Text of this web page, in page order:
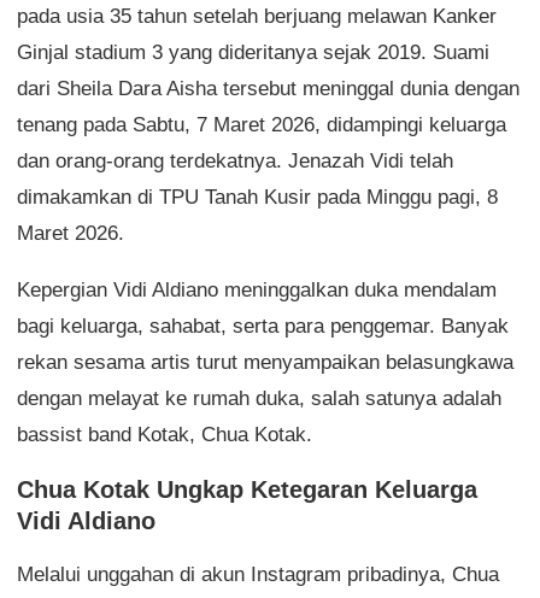
pada usia 35 tahun setelah berjuang melawan Kanker
Ginjal stadium 3 yang dideritanya sejak 2019. Suami
dari Sheila Dara Aisha tersebut meninggal dunia dengan
tenang pada Sabtu, 7 Maret 2026, didampingi keluarga
dan orang-orang terdekatnya. Jenazah Vidi telah
dimakamkan di TPU Tanah Kusir pada Minggu pagi, 8
Maret 2026.
Kepergian Vidi Aldiano meninggalkan duka mendalam
bagi keluarga, sahabat, serta para penggemar. Banyak
rekan sesama artis turut menyampaikan belasungkawa
dengan melayat ke rumah duka, salah satunya adalah
bassist band Kotak, Chua Kotak.
Chua Kotak Ungkap Ketegaran Keluarga
Vidi Aldiano
Melalui unggahan di akun Instagram pribadinya, Chua